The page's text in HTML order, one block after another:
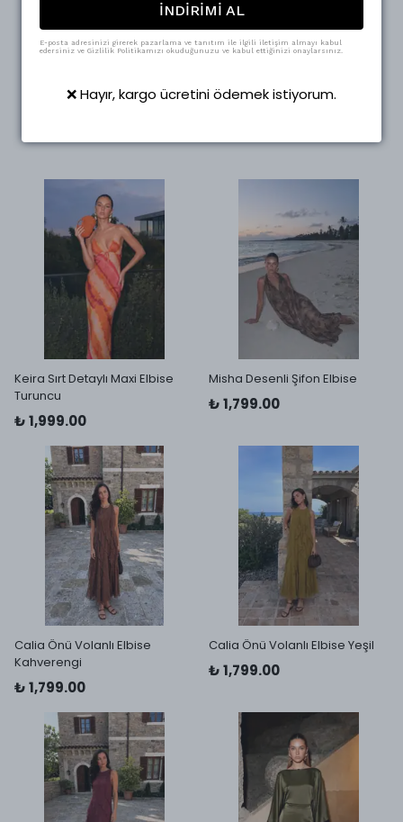
Yırtmaçlı Mini Etek Turuncu
₺ 756.25
4 Beden
Askılı Pudra Desenli Yelek
₺ 997.50
4 Beden
Keira Sırt Detaylı Maxi Elbise
Turuncu
₺ 1,999.00
Misha Desenli Şifon Elbise
₺ 1,799.00
Calia Önü Volanlı Elbise
Kahverengi
₺ 1,799.00
Calia Önü Volanlı Elbise Yeşil
₺ 1,799.00
İNDİRİMİ AL
E-posta adresinizi girerek pazarlama ve tanıtım ile ilgili iletişim almayı kabul
edersiniz ve Gizlilik Politikamızı okuduğunuzu ve kabul ettiğinizi onaylarsınız.
❌ Hayır, kargo ücretini ödemek istiyorum.